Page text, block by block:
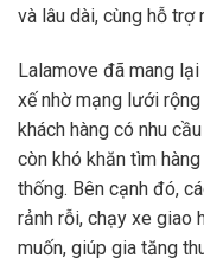
và lâu dài, cùng hỗ trợ
Lalamove đã mang
xế nhờ mạng lưới
khách hàng có nhu
còn khó khăn tìm
thống. Bên cạnh đó,
rảnh rỗi, chạy xe giao
muốn, giúp gia tăng